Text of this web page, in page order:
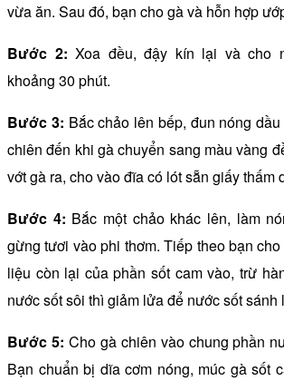
vừa ăn. Sau đó, bạn cho gà và hỗn hợp
Bước 2: Xoa đều, đậy kín lại và cho
khoảng 30 phút.
Bước 3: Bắc chảo lên bếp, đun nóng
chiên đến khi gà chuyển sang màu vàng
vớt gà ra, cho vào đĩa có lót sẵn giấy thấm
Bước 4: Bắc một chảo khác lên, làm
gừng tươi vào phi thơm. Tiếp theo bạn
liệu còn lại của phần sốt cam vào, trừ
nước sốt sôi thì giảm lửa để nước sốt sánh
Bước 5: Cho gà chiên vào chung phần
Bạn chuẩn bị dĩa cơm nóng, múc gà sốt